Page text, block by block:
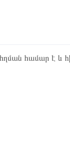
հղման համար է